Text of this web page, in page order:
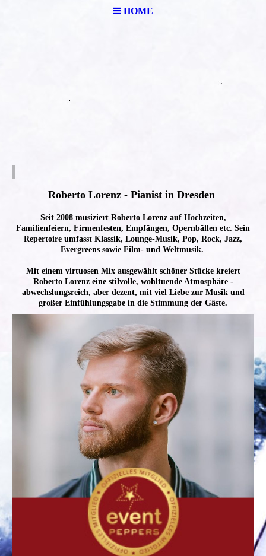
HOME
Roberto Lorenz - Pianist in Dresden
Seit 2008 musiziert Roberto Lorenz auf Hochzeiten,
Familienfeiern, Firmenfesten, Empfängen, Opernbällen etc. Sein
Repertoire umfasst Klassik, Lounge-Musik, Pop, Rock, Jazz,
Evergreens sowie Film- und Weltmusik.
Mit einem virtuosen Mix ausgewählt schöner Stücke kreiert
Roberto Lorenz eine stilvolle, wohltuende Atmosphäre -
abwechslungsreich, aber dezent, mit viel Liebe zur Musik und
großer Einfühlungsgabe in die Stimmung der Gäste.